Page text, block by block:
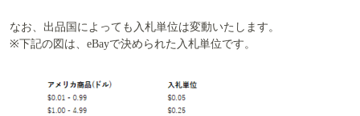
なお、出品国によっても入札単位は変動いたします。
※下記の図は、eBayで決められた入札単位です。